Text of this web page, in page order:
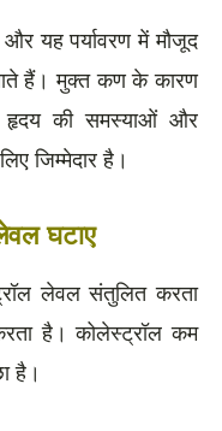
यह पर्यावरण में मौजूद
हैं। मुक्त कण के कारण
हृदय की समस्याओं और
जिम्मेदार है।
घटाए
लेवल संतुलित करता
है। कोलेस्ट्रॉल कम
है।